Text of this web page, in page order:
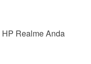
Realme Anda